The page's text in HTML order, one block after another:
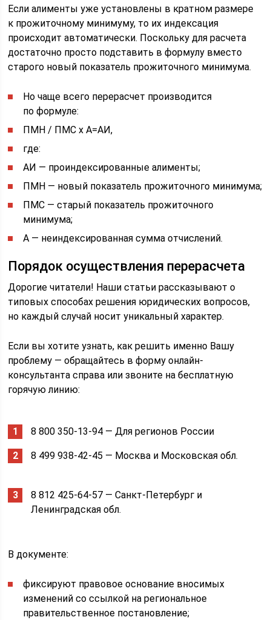
Если алименты уже установлены в кратном размере
к прожиточному минимуму, то их индексация
происходит автоматически. Поскольку для расчета
достаточно просто подставить в формулу вместо
старого новый показатель прожиточного минимума.
Но чаще всего перерасчет производится
по формуле:
ПМН / ПМС х А=АИ,
где:
АИ — проиндексированные алименты;
ПМН — новый показатель прожиточного минимума;
ПМС — старый показатель прожиточного
минимума;
А — неиндексированная сумма отчислений.
Порядок осуществления перерасчета
Дорогие читатели! Наши статьи рассказывают о
типовых способах решения юридических вопросов,
но каждый случай носит уникальный характер.
Если вы хотите узнать, как решить именно Вашу
проблему — обращайтесь в форму онлайн-
консультанта справа или звоните на бесплатную
горячую линию:
8 800 350-13-94 — Для регионов России
8 499 938-42-45 — Москва и Московская обл.
8 812 425-64-57 — Санкт-Петербург и
Ленинградская обл.
В документе:
фиксируют правовое основание вносимых
изменений со ссылкой на региональное
правительственное постановление;